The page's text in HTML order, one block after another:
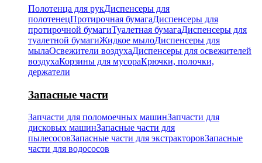
Полотенца для рукДиспенсеры для
полотенецПротирочная бумагаДиспенсеры для
протирочной бумагиТуалетная бумагаДиспенсеры для
туалетной бумагиЖидкое мылоДиспенсеры для
мылаОсвежители воздухаДиспенсеры для освежителей
воздухаКорзины для мусораКрючки, полочки,
держатели
Запасные части
Запчасти для поломоечных машинЗапчасти для
дисковых машинЗапасные части для
пылесосовЗапасные части для экстракторовЗапасные
части для водососов